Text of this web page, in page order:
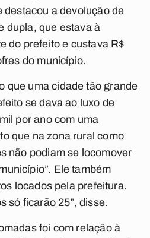
destacou a devolução de
dupla, que estava à
do prefeito e custava R$
do município.
que uma cidade tão grande
se dava ao luxo de
por ano com uma
que na zona rural como
não podiam se locomover
Ele também
locados pela prefeitura.
só ficarão 25”, disse.
foi com relação à